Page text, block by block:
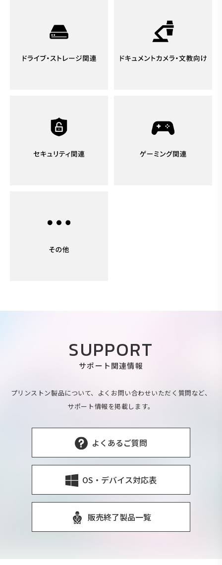
SUPPORT
サポート関連情報
プリンストン製品について、よくお問い合わせいただく質問など、
サポート情報を掲載します。
よくあるご質問
OS・デバイス対応表
販売終了製品一覧